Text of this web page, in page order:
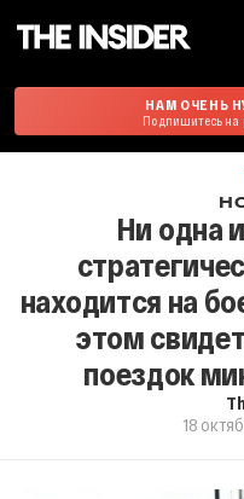
НАМ ОЧЕНЬ
Подпишитесь на
Ни одна
находится на
этом
поездок
18